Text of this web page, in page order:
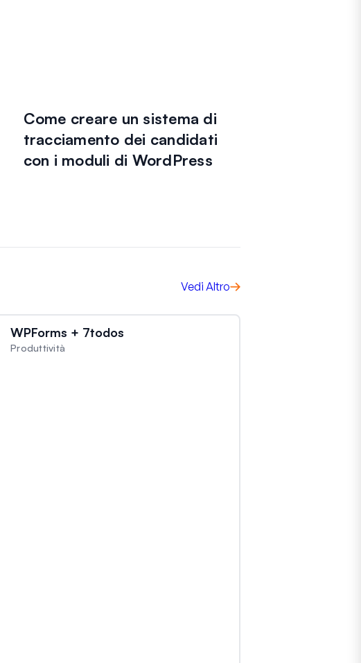
Come creare un sistema di
tracciamento dei candidati
con i moduli di WordPress
Vedi Altro
WPForms + 7todos
Produttività